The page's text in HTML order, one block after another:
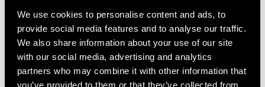
We use cookies to personalise content and ads, to
provide social media features and to analyse our traffic.
We also share information about your use of our site
with our social media, advertising and analytics
partners who may combine it with other information that
you’ve provided to them or that they’ve collected from